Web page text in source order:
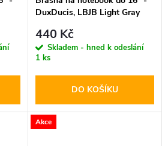
DuxDucis, LBJB Light Gray
440 Kč
Skladem - hned k odeslání
1 ks
DO KOŠÍKU
Akce